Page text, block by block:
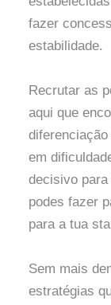
fazer
estabilidade.
Recrutar as
aqui que
em
decisivo
podes fazer
para a tua
Sem mais
estratégias